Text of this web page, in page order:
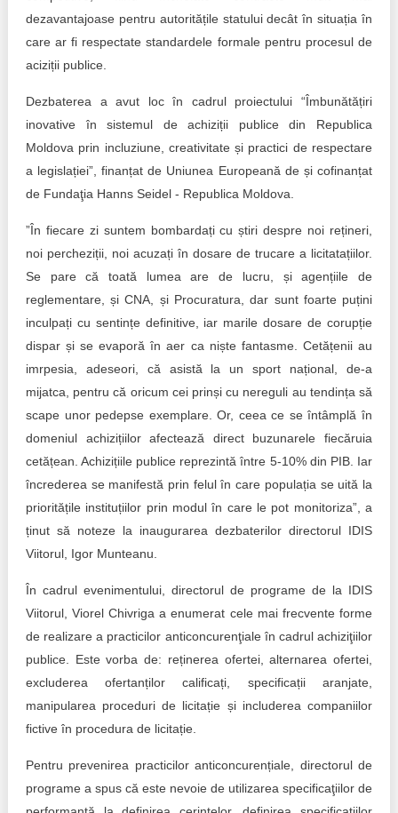
dezavantajoase pentru autoritățile statului decât în situația în
care ar fi respectate standardele formale pentru procesul de
aciziții publice.
Dezbaterea a avut loc în cadrul proiectului “Îmbunătățiri
inovative în sistemul de achiziții publice din Republica
Moldova prin incluziune, creativitate și practici de respectare
a legislației”, finanțat de Uniunea Europeană de și cofinanțat
de Fundaţia Hanns Seidel - Republica Moldova.
”În fiecare zi suntem bombardați cu știri despre noi rețineri,
noi percheziții, noi acuzați în dosare de trucare a licitatațiilor.
Se pare că toată lumea are de lucru, și agențiile de
reglementare, și CNA, și Procuratura, dar sunt foarte puțini
inculpați cu sentințe definitive, iar marile dosare de corupție
dispar și se evaporă în aer ca niște fantasme. Cetățenii au
imrpesia, adeseori, că asistă la un sport național, de-a
mijatca, pentru că oricum cei prinși cu nereguli au tendința să
scape unor pedepse exemplare. Or, ceea ce se întâmplă în
domeniul achizițiilor afectează direct buzunarele fiecăruia
cetățean. Achizițiile publice reprezintă între 5-10% din PIB. Iar
încrederea se manifestă prin felul în care populația se uită la
prioritățile instituțiilor prin modul în care le pot monitoriza”, a
ținut să noteze la inaugurarea dezbaterilor directorul IDIS
Viitorul, Igor Munteanu.
În cadrul evenimentului, directorul de programe de la IDIS
Viitorul, Viorel Chivriga a enumerat cele mai frecvente forme
de realizare a practicilor anticoncurenţiale în cadrul achiziţiilor
publice. Este vorba de: reținerea ofertei, alternarea ofertei,
excluderea ofertanților calificați, specificații aranjate,
manipularea proceduri de licitație și includerea companiilor
fictive în procedura de licitație.
Pentru prevenirea practicilor anticoncurențiale, directorul de
programe a spus că este nevoie de utilizarea specificaţiilor de